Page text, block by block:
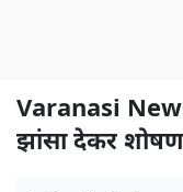
Varanasi
झांसा देकर